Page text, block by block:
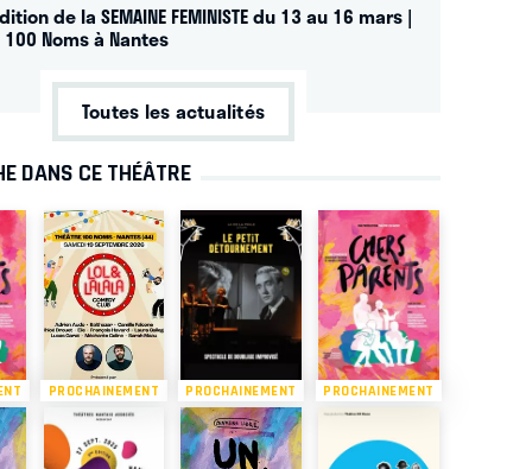
de la SEMAINE FEMINISTE du 13 au 16 mars |
Noms à Nantes
Toutes les actualités
DANS CE THÉÂTRE
PROCHAINEMENT PROCHAINEMENT PROCHAINEMENT